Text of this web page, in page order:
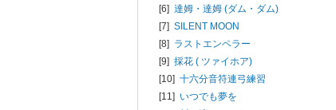
[6] 達姆・達姆 (ダム・ダム)
[7] SILENT MOON
[8] ラストエンペラー
[9] 採花 ( ツァイホア)
[10] 十六分音符連弓練習
[11] いつでも夢を